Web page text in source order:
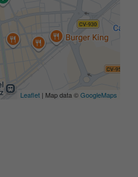
Leaflet | Map data ©GoogleMaps